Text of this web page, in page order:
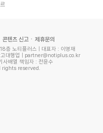
콘텐츠 신고 제휴문의
층 노티플러스 | 대표자 : 이영재
대행업 | partner@notiplus.co.kr
사배열 책임자 : 전윤수
reserved.